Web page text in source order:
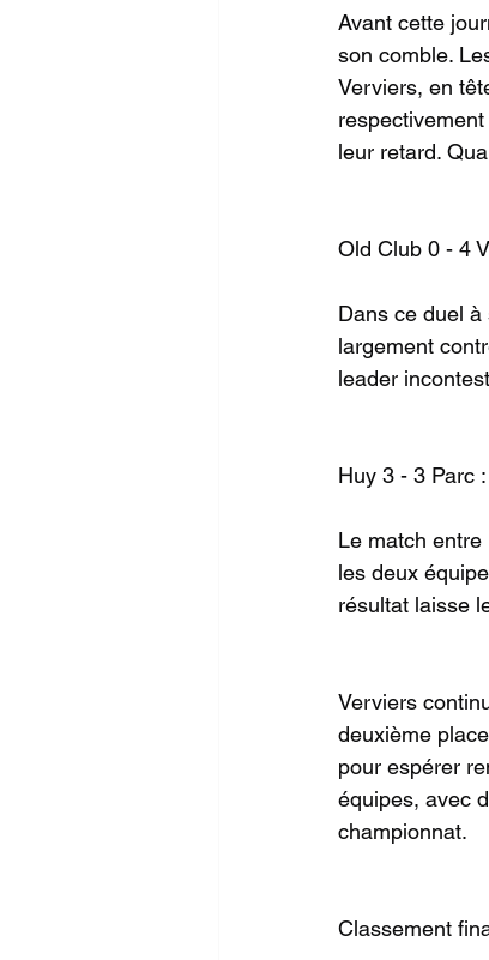
Avant cette
son comble.
Verviers, en
leur retard.
Old Club 0 - 4
Dans ce duel
largement
leader
Huy 3 - 3 Parc
Le match
les deux
résultat laisse
Verviers
deuxième
pour espérer
équipes, avec
championnat.
Classement